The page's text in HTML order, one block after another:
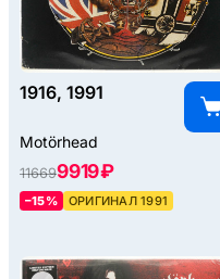
1916, 1991
Motörhead
116699919 ₽
–15% ОРИГИНАЛ 1991